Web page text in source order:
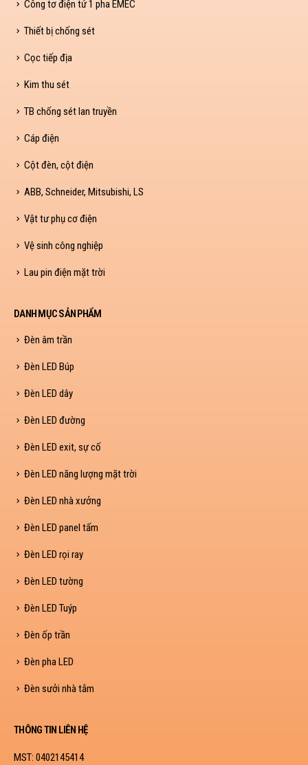
Công tơ điện tử 1 pha EMEC
Thiết bị chống sét
Cọc tiếp địa
Kim thu sét
TB chống sét lan truyền
Cáp điện
Cột đèn, cột điện
ABB, Schneider, Mitsubishi, LS
Vật tư phụ cơ điện
Vệ sinh công nghiệp
Lau pin điện mặt trời
DANH MỤC SẢN PHẨM
Đèn âm trần
Đèn LED Búp
Đèn LED dây
Đèn LED đường
Đèn LED exit, sự cố
Đèn LED năng lượng mặt trời
Đèn LED nhà xưởng
Đèn LED panel tấm
Đèn LED rọi ray
Đèn LED tường
Đèn LED Tuýp
Đèn ốp trần
Đèn pha LED
Đèn sưởi nhà tắm
THÔNG TIN LIÊN HỆ
MST: 0402145414